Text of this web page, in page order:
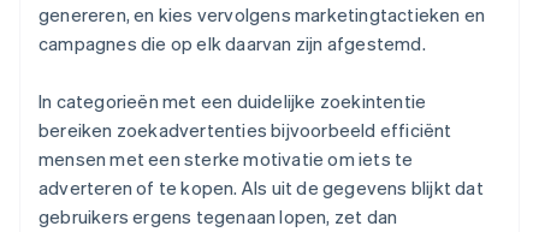
genereren, en kies vervolgens marketingtactieken en
campagnes die op elk daarvan zijn afgestemd.
In categorieën met een duidelijke zoekintentie
bereiken zoekadvertenties bijvoorbeeld efficiënt
mensen met een sterke motivatie om iets te
adverteren of te kopen. Als uit de gegevens blijkt dat
gebruikers ergens tegenaan lopen, zet dan